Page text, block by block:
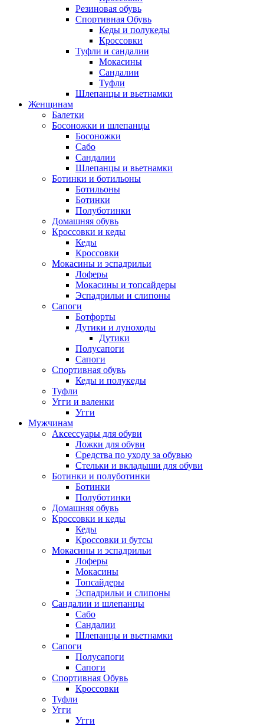
Резиновая обувь
Спортивная Обувь
Кеды и полукеды
Кроссовки
Туфли и сандалии
Мокасины
Сандалии
Туфли
Шлепанцы и вьетнамки
Женщинам
Балетки
Босоножки и шлепанцы
Босоножки
Сабо
Сандалии
Шлепанцы и вьетнамки
Ботинки и ботильоны
Ботильоны
Ботинки
Полуботинки
Домашняя обувь
Кроссовки и кеды
Кеды
Кроссовки
Мокасины и эспадрильи
Лоферы
Мокасины и топсайдеры
Эспадрильи и слипоны
Сапоги
Ботфорты
Дутики и луноходы
Дутики
Полусапоги
Сапоги
Спортивная обувь
Кеды и полукеды
Туфли
Угги и валенки
Угги
Мужчинам
Аксессуары для обуви
Ложки для обуви
Средства по уходу за обувью
Стельки и вкладыши для обуви
Ботинки и полуботинки
Ботинки
Полуботинки
Домашняя обувь
Кроссовки и кеды
Кеды
Кроссовки и бутсы
Мокасины и эспадрильи
Лоферы
Мокасины
Топсайдеры
Эспадрильи и слипоны
Сандалии и шлепанцы
Сабо
Сандалии
Шлепанцы и вьетнамки
Сапоги
Полусапоги
Сапоги
Спортивная Обувь
Кроссовки
Туфли
Угги
Угги